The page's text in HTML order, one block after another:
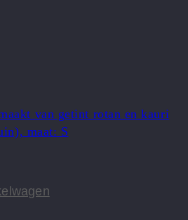
van getint rotan en kauri
maat: S